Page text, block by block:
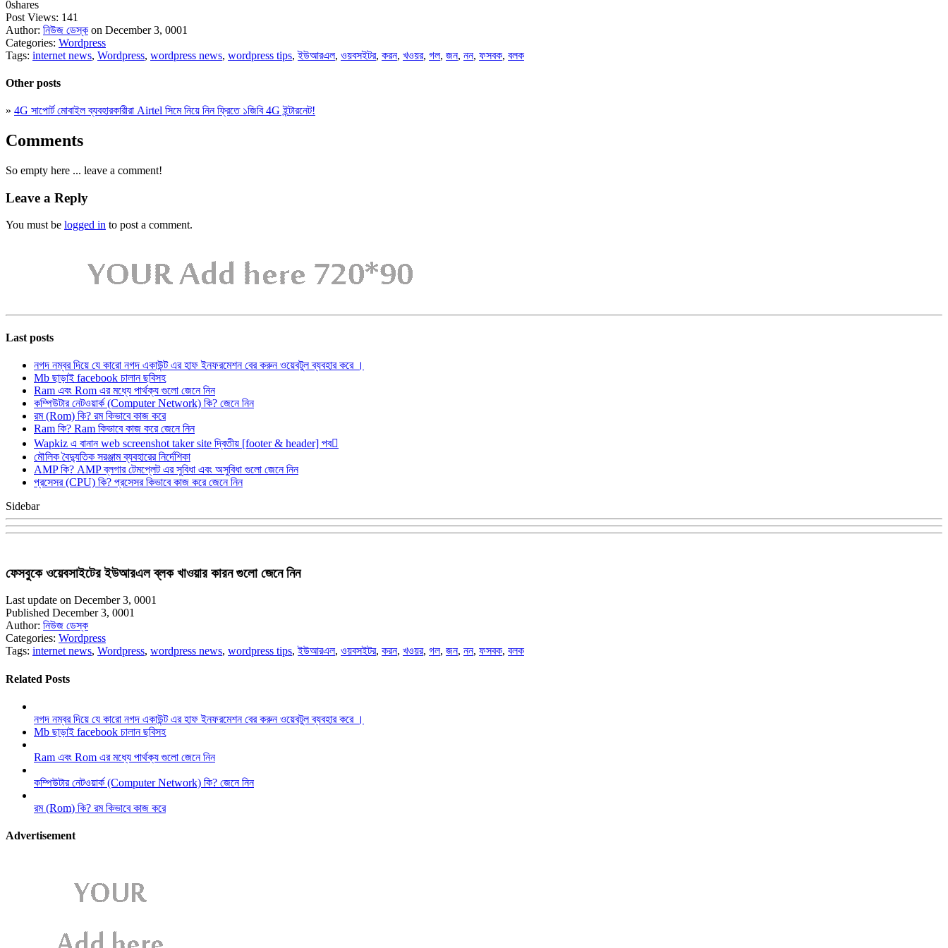
0shares
Post Views: 141
Author: নিউজ ডেস্ক on December 3, 0001
Categories: Wordpress
Tags: internet news, Wordpress, wordpress news, wordpress tips,ইউআরএল, ওয়বসইটর, করন, খওয়র, গল, জন, নন, ফসবক, বলক
Other posts
» 4G সাপোর্ট মোবাইল ব্যবহারকারীরা Airtel সিমে নিয়ে নিন ফ্রিতে ১জিবি 4G ইন্টারনেট!
Comments
So empty here ... leave a comment!
Leave a Reply
You must be logged in to post a comment.
Last posts
নগদ নম্বর দিয়ে যে কারো নগদ একাউন্ট এর হাফ ইনফরমেশন বের করুন ওয়েবটুল ব্যবহার করে ।
Mb ছাড়াই facebook চালান ছবিসহ
Ram এবং Rom এর মধ্যে পার্থক্য গুলো জেনে নিন
কম্পিউটার নেটওয়ার্ক (Computer Network) কি? জেনে নিন
রম (Rom) কি? রম কিভাবে কাজ করে
Ram কি? Ram কিভাবে কাজ করে জেনে নিন
Wapkiz এ বানান web screenshot taker site দ্বিতীয় [footer & header] পব
মৌলিক বৈদ্যুতিক সরঞ্জাম ব্যবহারের নির্দেশিকা
AMP কি? AMP ব্লগার টেমপ্লেট এর সুবিধা এবং অসুবিধা গুলো জেনে নিন
প্রসেসর (CPU) কি? প্রসেসর কিভাবে কাজ করে জেনে নিন
Sidebar
ফেসবুকে ওয়েবসাইটের ইউআরএল ব্লক খাওয়ার কারন গুলো জেনে নিন
Last update on December 3, 0001
Published December 3, 0001
Author: নিউজ ডেস্ক
Categories: Wordpress
Tags: internet news, Wordpress, wordpress news, wordpress tips,ইউআরএল, ওয়বসইটর, করন, খওয়র, গল, জন, নন, ফসবক, বলক
Related Posts
নগদ নম্বর দিয়ে যে কারো নগদ একাউন্ট এর হাফ ইনফরমেশন বের করুন ওয়েবটুল ব্যবহার করে ।
Mb ছাড়াই facebook চালান ছবিসহ
Ram এবং Rom এর মধ্যে পার্থক্য গুলো জেনে নিন
কম্পিউটার নেটওয়ার্ক (Computer Network) কি? জেনে নিন
রম (Rom) কি? রম কিভাবে কাজ করে
Advertisement